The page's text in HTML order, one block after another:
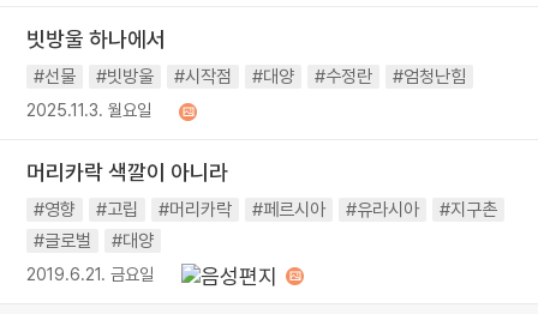
빗방울 하나에서
#선물 #빗방울 #시작점 #대양 #수정란 #엄청난힘
2025.11.3. 월요일
머리카락 색깔이 아니라
#영향 #고립 #머리카락 #페르시아 #유라시아
#지구촌
#글로벌
#대양
2019.6.21. 금요일